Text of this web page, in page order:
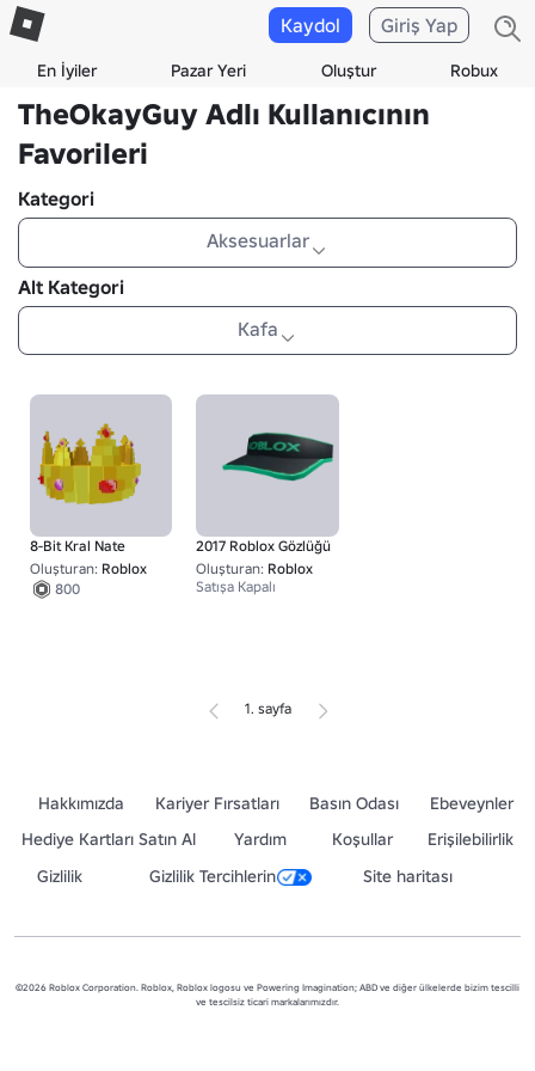
En İyiler Pazar Yeri Oluştur Robux
Kaydol Giriş Yap
TheOkayGuy Adlı Kullanıcının
Favorileri
Kategori
Aksesuarlar
Alt Kategori
Kafa
8-Bit Kral Nate
Oluşturan: Roblox
800
2017 Roblox Gözlüğü
Oluşturan: Roblox
Satışa Kapalı
1. sayfa
Hakkımızda Kariyer Fırsatları Basın Odası
Ebeveynler
Hediye Kartları Satın Al
Yardım Koşullar
Erişilebilirlik
Gizlilik
Gizlilik Tercihlerin Site haritası
©2026 Roblox Corporation. Roblox, Roblox logosu ve Powering Imagination; ABD ve diğer ülkelerde bizim tescilli
ve tescilsiz ticari markalarımızdır.